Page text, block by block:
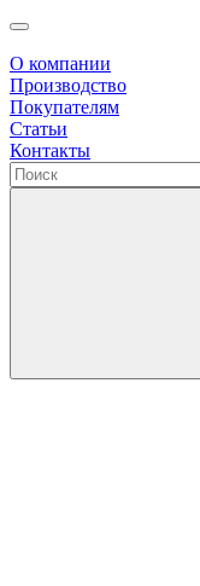
О компании
Производство
Покупателям
Статьи
Контакты